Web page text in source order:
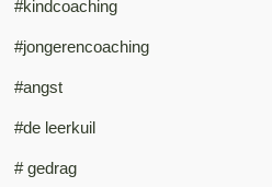
#kindcoaching
#jongerencoaching
#angst
#de leerkuil
# gedrag